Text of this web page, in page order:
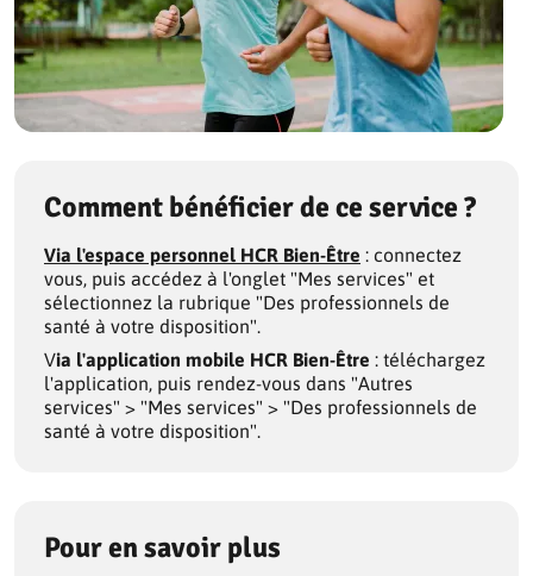
Comment bénéficier de ce service ?
Via l'espace personnel HCR Bien-Être : connectez
vous, puis accédez à l'onglet "Mes services" et
sélectionnez la rubrique "Des professionnels de
santé à votre disposition".
Via l'application mobile HCR Bien-Être : téléchargez
l'application, puis rendez-vous dans "Autres
services" > "Mes services" > "Des professionnels de
santé à votre disposition".
Pour en savoir plus